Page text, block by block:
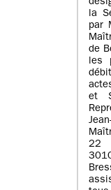
la
par
de
les
et
22